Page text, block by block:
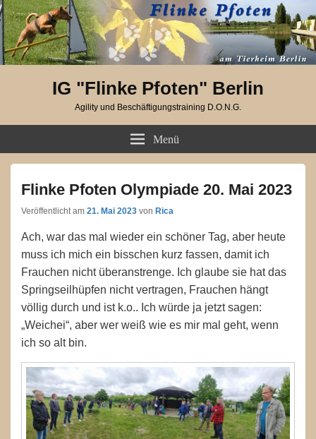
IG "Flinke Pfoten" Berlin
Agility und Beschäftigungstraining D.O.N.G.
Menü
Flinke Pfoten Olympiade 20. Mai 2023
Veröffentlicht am 21. Mai 2023 von Rica
Ach, war das mal wieder ein schöner Tag, aber heute
muss ich mich ein bisschen kurz fassen, damit ich
Frauchen nicht überanstrenge. Ich glaube sie hat das
Springseilhüpfen nicht vertragen, Frauchen hängt
völlig durch und ist k.o.. Ich würde ja jetzt sagen:
„Weichei“, aber wer weiß wie es mir mal geht, wenn
ich so alt bin.